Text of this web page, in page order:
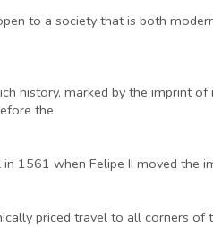
to a society that is both
history, marked by the imprint
the
1561 when Felipe II moved the
priced travel to all corners of